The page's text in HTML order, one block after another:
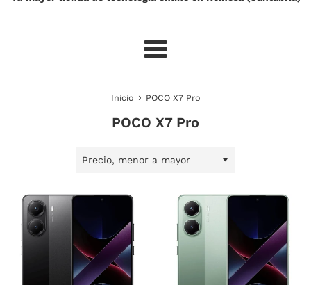
Más
Inicio › POCO X7 Pro
POCO X7 Pro
Ordenar